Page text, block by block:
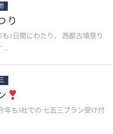
り
も2日間にわたり、 西都古墳祭り
年も3社での 七五三プラン受け付